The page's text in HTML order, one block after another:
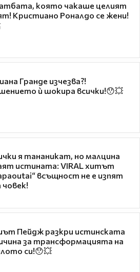
която чакаше целият
Кристиано Роналдо се жени!
Гранде изчезва?!
ѝ шокира всички!😯💥
я тананикат, но малцина
истината: VIRAL хитът
всъщност не е изпят
Пейдж разкри истинската
за трансформацията на
си!😯💥